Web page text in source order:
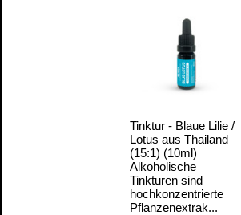
Tinktur - Blaue Lilie /
Lotus aus Thailand
(15:1) (10ml)
Alkoholische
Tinkturen sind
hochkonzentrierte
Pflanzenextrak...